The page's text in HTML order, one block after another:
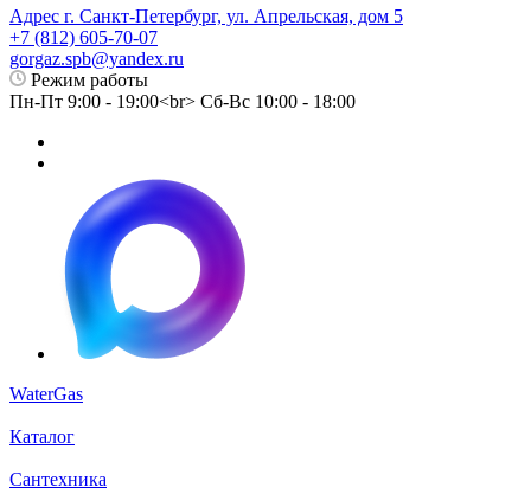
Адрес г. Санкт-Петербург, ул. Апрельская, дом 5
+7 (812) 605-70-07
gorgaz.spb@yandex.ru
Режим работы
Пн-Пт 9:00 - 19:00<br> Сб-Вс 10:00 - 18:00
WaterGas
Каталог
Сантехника